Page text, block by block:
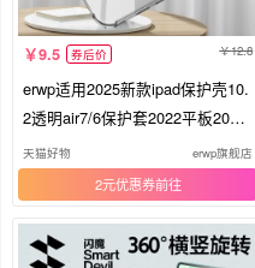
9.5 券后价 12.8
erwp适用2025新款ipad保护壳10.
2透明air7/6保护套2022平板2021
防摔9代mini7十10.9英寸8软2苹
果11pro电脑5/4
天猫好物 erwp旗舰店
2元优惠券